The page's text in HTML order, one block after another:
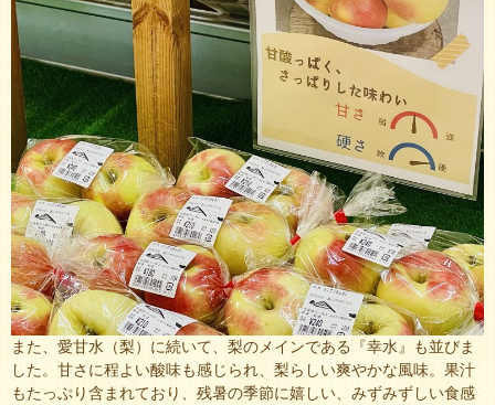
また、愛甘水（梨）に続いて、梨のメインである『幸水』も並びま
した。甘さに程よい酸味も感じられ、梨らしい爽やかな風味。果汁
もたっぷり含まれており、残暑の季節に嬉しい、みずみずしい食感